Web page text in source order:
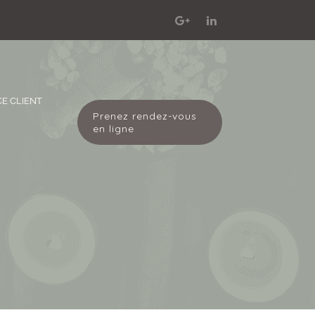
CLIENT
Prenez rendez-vous
en ligne